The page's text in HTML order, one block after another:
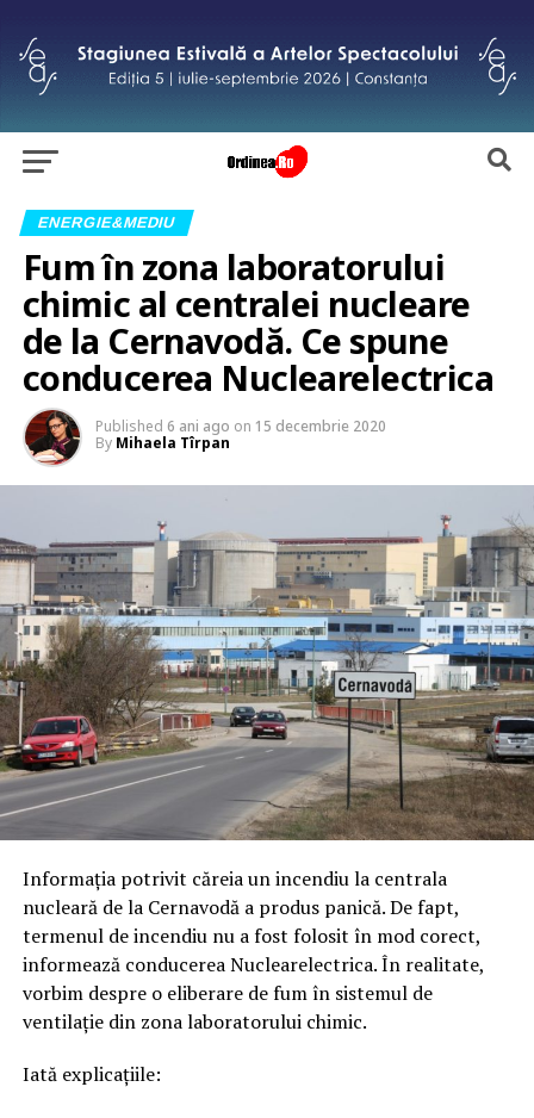
ENERGIE&MEDIU
Fum în zona laboratorului
chimic al centralei nucleare
de la Cernavodă. Ce spune
conducerea Nuclearelectrica
Published 6 ani ago on 15 decembrie 2020
By Mihaela Tîrpan
Informația potrivit căreia un incendiu la centrala
nucleară de la Cernavodă a produs panică. De fapt,
termenul de incendiu nu a fost folosit în mod corect,
informează conducerea Nuclearelectrica. În realitate,
vorbim despre o eliberare de fum în sistemul de
ventilație din zona laboratorului chimic.
Iată explicațiile: